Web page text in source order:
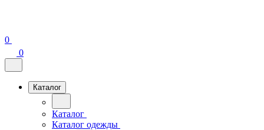
0
0
Каталог
Каталог
Каталог одежды